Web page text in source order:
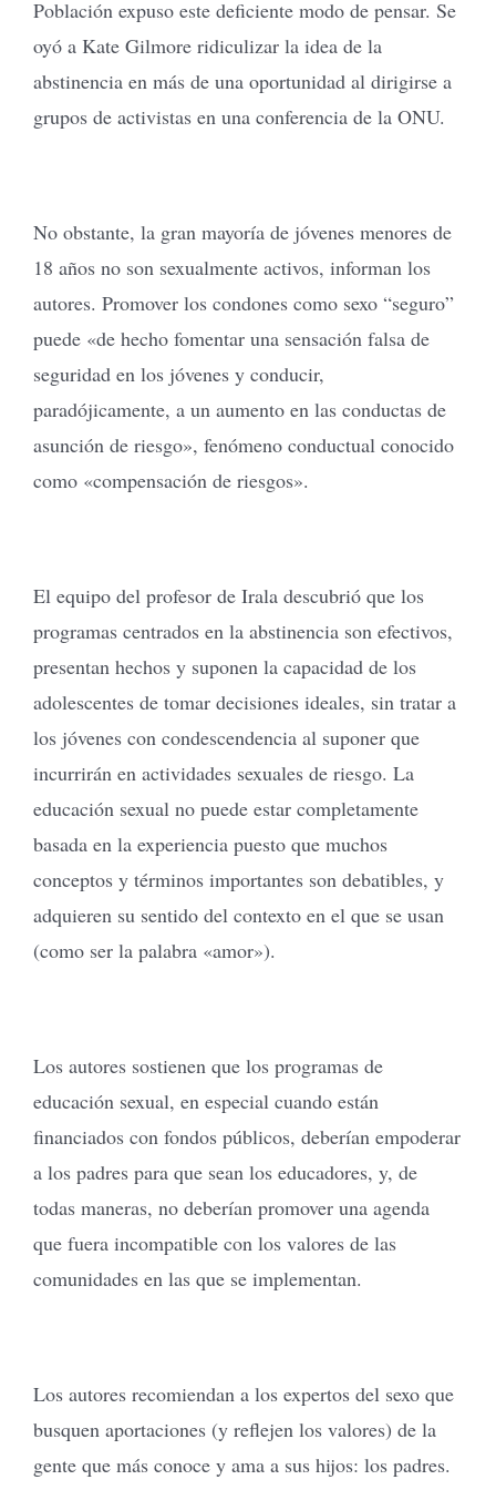
Población expuso este deficiente modo de pensar. Se
oyó a Kate Gilmore ridiculizar la idea de la
abstinencia en más de una oportunidad al dirigirse a
grupos de activistas en una conferencia de la ONU.
No obstante, la gran mayoría de jóvenes menores de
18 años no son sexualmente activos, informan los
autores. Promover los condones como sexo “seguro”
puede «de hecho fomentar una sensación falsa de
seguridad en los jóvenes y conducir,
paradójicamente, a un aumento en las conductas de
asunción de riesgo», fenómeno conductual conocido
como «compensación de riesgos».
El equipo del profesor de Irala descubrió que los
programas centrados en la abstinencia son efectivos,
presentan hechos y suponen la capacidad de los
adolescentes de tomar decisiones ideales, sin tratar a
los jóvenes con condescendencia al suponer que
incurrirán en actividades sexuales de riesgo. La
educación sexual no puede estar completamente
basada en la experiencia puesto que muchos
conceptos y términos importantes son debatibles, y
adquieren su sentido del contexto en el que se usan
(como ser la palabra «amor»).
Los autores sostienen que los programas de
educación sexual, en especial cuando están
financiados con fondos públicos, deberían empoderar
a los padres para que sean los educadores, y, de
todas maneras, no deberían promover una agenda
que fuera incompatible con los valores de las
comunidades en las que se implementan.
Los autores recomiendan a los expertos del sexo que
busquen aportaciones (y reflejen los valores) de la
gente que más conoce y ama a sus hijos: los padres.